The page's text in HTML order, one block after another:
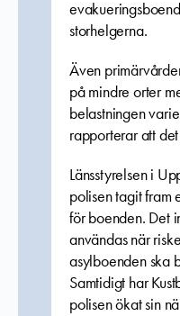
storhelgerna.
Även
på mindre orter
belastningen
rapporterar att
Länsstyrelsen i
polisen tagit fram
för boenden. Det
användas när
asylboenden ska
Samtidigt har
polisen ökat sin